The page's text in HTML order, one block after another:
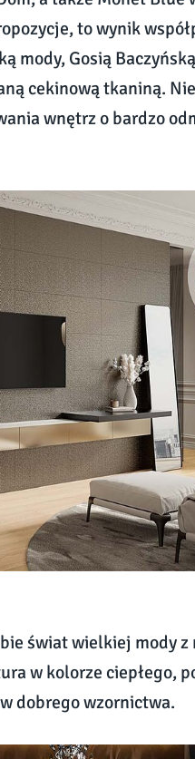
to wynik
mody, Gosią
cekinową tkaniną.
wnętrz o bardzo
świat wielkiej mody
w kolorze ciepłego,
dobrego wzornictwa.